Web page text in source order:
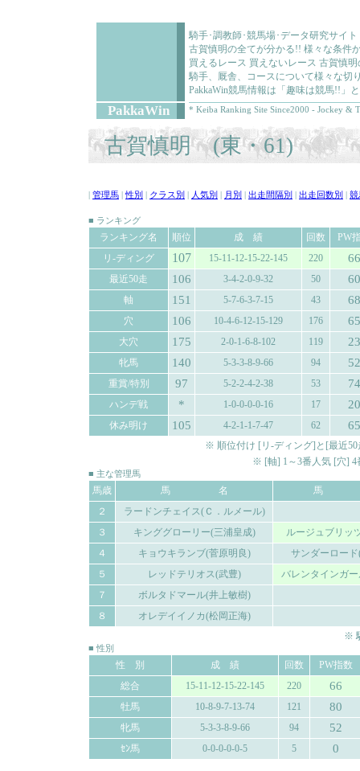
騎手･調教師･競馬場･データ研究サイ
古賀慎明の全てが分かる!! 様々な条件
買えるレース 買えないレース 古賀慎
騎手、厩舎、コースについて様々な切
PakkaWin競馬情報は「趣味は競馬!!」
PakkaWin * Keiba Ranking Site Since2000 - Jockey &
古賀慎明 (東・61)
管理馬 |性別 クラス別 人気別 月別 出走間隔別 出走回数別 競
■ ランキング
ランキング名 順位 成 績 回数
PW
リ-ディング
107 15-11-12-15-22-145 220 66
最近50走 106 3-4-2-0-9-32 50 60
軸 151 5-7-6-3-7-15 43 68
穴 106 10-4-6-12-15-129 176 65
大穴 175 2-0-1-6-8-102 119 23
牝馬 140 5-3-3-8-9-66 94 52
重賞/特別 97 5-2-2-4-2-38 53 74
ハンデ戦 * 1-0-0-0-0-16 17 20
休み明け 105 4-2-1-1-7-47 62 65
※ 順位付け [リ-ディング]と[最近
※ [軸] 1～3番人気 [穴] 4
■ 主な管理馬
馬歳 馬 名
馬
２
ラードンチェイス(Ｃ．ルメール)
３
キンググローリー(三浦皇成)
ルージュブリッ
４
キョウキランブ(菅原明良)
サンダーロー
５
レッドテリオス(武豊)
バレンタインガ
７
ボルタドマール(井上敏樹)
８
オレデイイノカ(松岡正海)
※
■ 性別
性 別 成 績 回数
PW指数
総合
15-11-12-15-22-145 220 66
牡馬 10-8-9-7-13-74 121 80
牝馬 5-3-3-8-9-66 94 52
ｾﾝ馬 0-0-0-0-0-5 5 0